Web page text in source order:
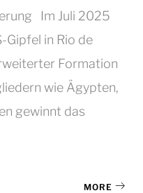
Im Juli 2025
Gipfel in Rio de
Formation
wie Ägypten,
gewinnt das
MORE